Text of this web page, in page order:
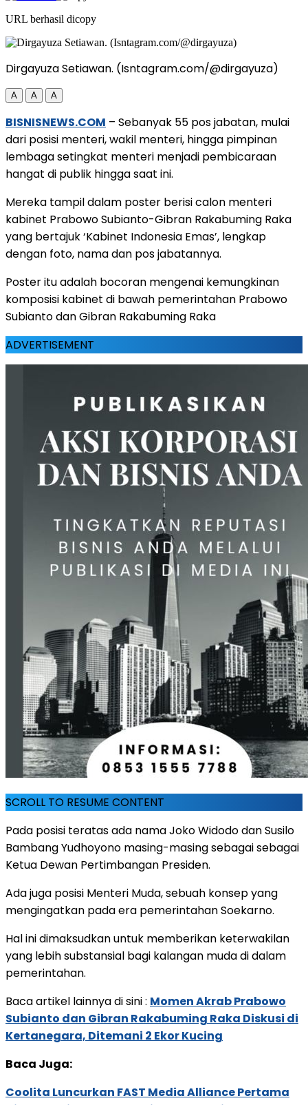
URL berhasil dicopy
Dirgayuza Setiawan. (Isntagram.com/@dirgayuza)
A A A
BISNISNEWS.COM – Sebanyak 55 pos jabatan, mulai
dari posisi menteri, wakil menteri, hingga pimpinan
lembaga setingkat menteri menjadi pembicaraan
hangat di publik hingga saat ini.
Mereka tampil dalam poster berisi calon menteri
kabinet Prabowo Subianto-Gibran Rakabuming Raka
yang bertajuk ‘Kabinet Indonesia Emas’, lengkap
dengan foto, nama dan pos jabatannya.
Poster itu adalah bocoran mengenai kemungkinan
komposisi kabinet di bawah pemerintahan Prabowo
Subianto dan Gibran Rakabuming Raka
ADVERTISEMENT
SCROLL TO RESUME CONTENT
Pada posisi teratas ada nama Joko Widodo dan Susilo
Bambang Yudhoyono masing-masing sebagai sebagai
Ketua Dewan Pertimbangan Presiden.
Ada juga posisi Menteri Muda, sebuah konsep yang
mengingatkan pada era pemerintahan Soekarno.
Hal ini dimaksudkan untuk memberikan keterwakilan
yang lebih substansial bagi kalangan muda di dalam
pemerintahan.
Baca artikel lainnya di sini : Momen Akrab Prabowo
Subianto dan Gibran Rakabuming Raka Diskusi di
Kertanegara, Ditemani 2 Ekor Kucing
Baca Juga:
Coolita Luncurkan FAST Media Alliance Pertama